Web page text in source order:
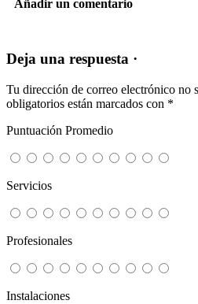
Añadir un comentario
Deja una respuesta ·
Tu dirección de correo electrónico no
obligatorios están marcados con *
Puntuación Promedio
Servicios
Profesionales
Instalaciones